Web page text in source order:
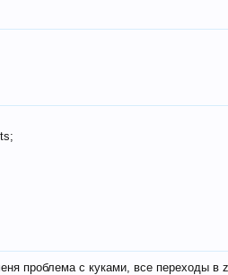
проблема с куками, все переходы в